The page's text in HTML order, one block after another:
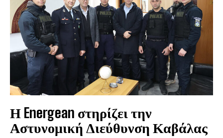
Η Energean στηρίζει την
Αστυνομική Διεύθυνση Καβάλας